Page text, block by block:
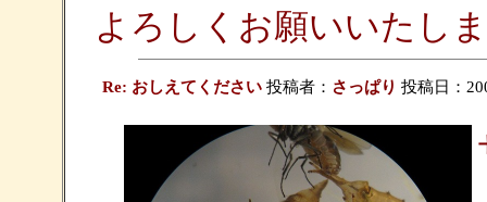
よろしくお願いいたし
Re: おしえてください投稿者： さっぱり 投稿日：